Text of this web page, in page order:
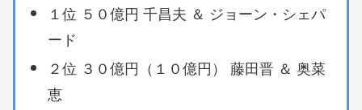
１位 ５０億円 千昌夫 ＆ ジョーン・シェパ
ード
２位 ３０億円（１０億円） 藤田晋 ＆ 奥菜
恵